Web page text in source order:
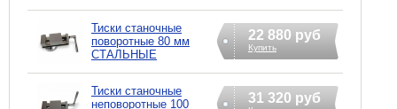
Тиски станочные
поворотные 80 мм
СТАЛЬНЫЕ
22 880 руб
Купить
Тиски станочные
неповоротные 100
31 320 руб